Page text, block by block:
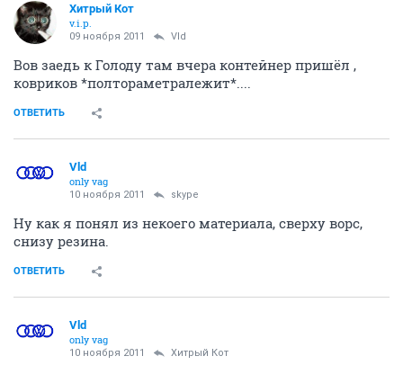
Хитрый Кот
v.i.p.
09 ноября 2011 Vld
Вов заедь к Голоду там вчера контейнер пришёл ,
ковриков *полтораметралежит*....
ОТВЕТИТЬ
Vld
only vag
10 ноября 2011 skype
Ну как я понял из некоего материала, сверху ворс,
снизу резина.
ОТВЕТИТЬ
Vld
only vag
10 ноября 2011 Хитрый Кот